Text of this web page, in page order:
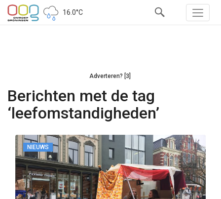
16.0°C
Adverteren? [3]
Berichten met de tag
‘leefomstandigheden’
NIEUWS